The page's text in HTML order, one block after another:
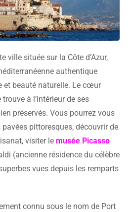
ville située sur la Côte d’Azur,
authentique
et beauté naturelle. Le cœur
à l’intérieur de ses
préservés. Vous pourrez vous
pittoresques, découvrir de
visiter le musée Picasso
(ancienne résidence du célèbre
vues depuis les remparts
connu sous le nom de Port